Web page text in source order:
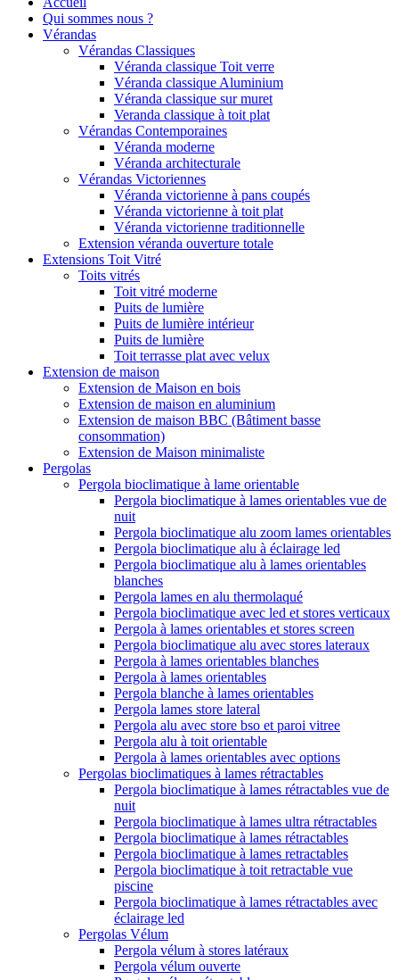
Qui sommes nous ?
Vérandas
Vérandas Classiques
Véranda classique Toit verre
Véranda classique Aluminium
Véranda classique sur muret
Veranda classique à toit plat
Vérandas Contemporaines
Véranda moderne
Véranda architecturale
Vérandas Victoriennes
Véranda victorienne à pans coupés
Véranda victorienne à toit plat
Véranda victorienne traditionnelle
Extension véranda ouverture totale
Extensions Toit Vitré
Toits vitrés
Toit vitré moderne
Puits de lumière
Puits de lumière intérieur
Puits de lumière
Toit terrasse plat avec velux
Extension de maison
Extension de Maison en bois
Extension de maison en aluminium
Extension de maison BBC (Bâtiment basse
consommation)
Extension de Maison minimaliste
Pergolas
Pergola bioclimatique à lame orientable
Pergola bioclimatique à lames orientables vue de
nuit
Pergola bioclimatique alu zoom lames orientables
Pergola bioclimatique alu à éclairage led
Pergola bioclimatique alu à lames orientables
blanches
Pergola lames en alu thermolaqué
Pergola bioclimatique avec led et stores verticaux
Pergola à lames orientables et stores screen
Pergola bioclimatique alu avec stores lateraux
Pergola à lames orientables blanches
Pergola à lames orientables
Pergola blanche à lames orientables
Pergola lames store lateral
Pergola alu avec store bso et paroi vitree
Pergola alu à toit orientable
Pergola à lames orientables avec options
Pergolas bioclimatiques à lames rétractables
Pergola bioclimatique à lames rétractables vue de
nuit
Pergola bioclimatique à lames ultra rétractables
Pergola bioclimatique à lames rétractables
Pergola bioclimatique à lames retractables
Pergola bioclimatique à toit retractable vue
piscine
Pergola bioclimatique à lames rétractables avec
éclairage led
Pergolas Vélum
Pergola vélum à stores latéraux
Pergola vélum ouverte